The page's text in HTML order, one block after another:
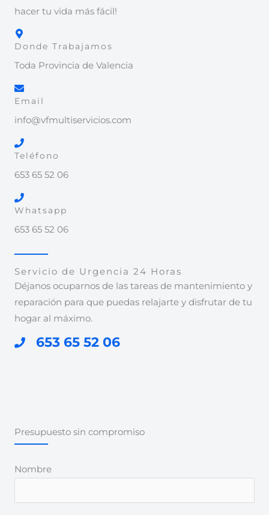
hacer tu vida más fácil!
Donde Trabajamos
Toda Provincia de Valencia
Email
info@vfmultiservicios.com
Teléfono
653 65 52 06
Whatsapp
653 65 52 06
Servicio de Urgencia 24 Horas
Déjanos ocuparnos de las tareas de mantenimiento y
reparación para que puedas relajarte y disfrutar de tu
hogar al máximo.
653 65 52 06
Presupuesto sin compromiso
Nombre